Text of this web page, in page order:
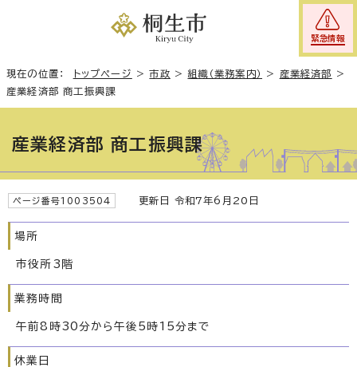
緊急情報
現在の位置： トップページ >市政 >組織（業務案内） > 産業経済部
>
産業経済部 商工振興課
産業経済部 商工振興課
ページ番号1003504 更新日 令和7年6月20日
場所
市役所3階
業務時間
午前8時30分から午後5時15分まで
休業日